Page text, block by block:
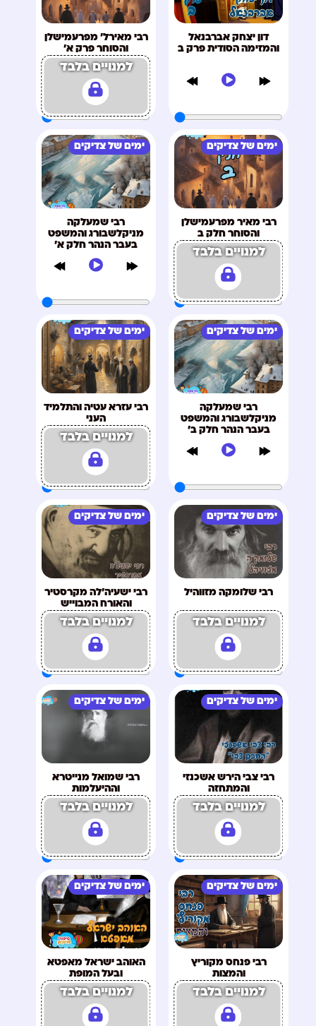
דון יצחק אברבנאל
והמזימה הסודית פרק ב
רבי מאירל' מפרעמישלן
והסוחר פרק א'
למנויים בלבד
ימים של צדיקים
רבי מאיר מפרעמישלן
והסוחר חלק ב
למנויים בלבד
ימים של צדיקים
רבי שמעלקה
מניקלשבורג והמשפט
בעבר הנהר חלק א'
ימים של צדיקים
רבי שמעלקה
מניקלשבורג והמשפט
בעבר הנהר חלק ב'
ימים של צדיקים
רבי עזרא עטיה והתלמיד
העני
למנויים בלבד
ימים של צדיקים
רבי שלומקה מזווהיל
למנויים בלבד
ימים של צדיקים
רבי ישעיה'לה מקרסטיר
והאורח המבוייש
למנויים בלבד
ימים של צדיקים
רבי צבי הירש אשכנזי
והמתחזה
למנויים בלבד
ימים של צדיקים
רבי שמואל מנייטרא
וההיעלמות
למנויים בלבד
ימים של צדיקים
רבי פנחס מקוריץ
והמצות
למנויים בלבד
ימים של צדיקים
האוהב ישראל מאפטא
ובעל המופת
למנויים בלבד